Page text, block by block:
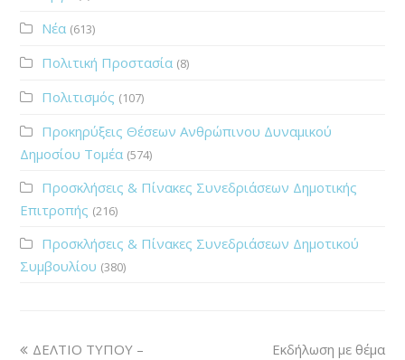
Νέα (613)
Πολιτική Προστασία (8)
Πολιτισμός (107)
Προκηρύξεις Θέσεων Ανθρώπινου Δυναμικού
Δημοσίου Τομέα (574)
Προσκλήσεις & Πίνακες Συνεδριάσεων Δημοτικής
Επιτροπής (216)
Προσκλήσεις & Πίνακες Συνεδριάσεων Δημοτικού
Συμβουλίου (380)
ΔΕΛΤΙΟ ΤΥΠΟΥ –
Εκδήλωση με θέμα